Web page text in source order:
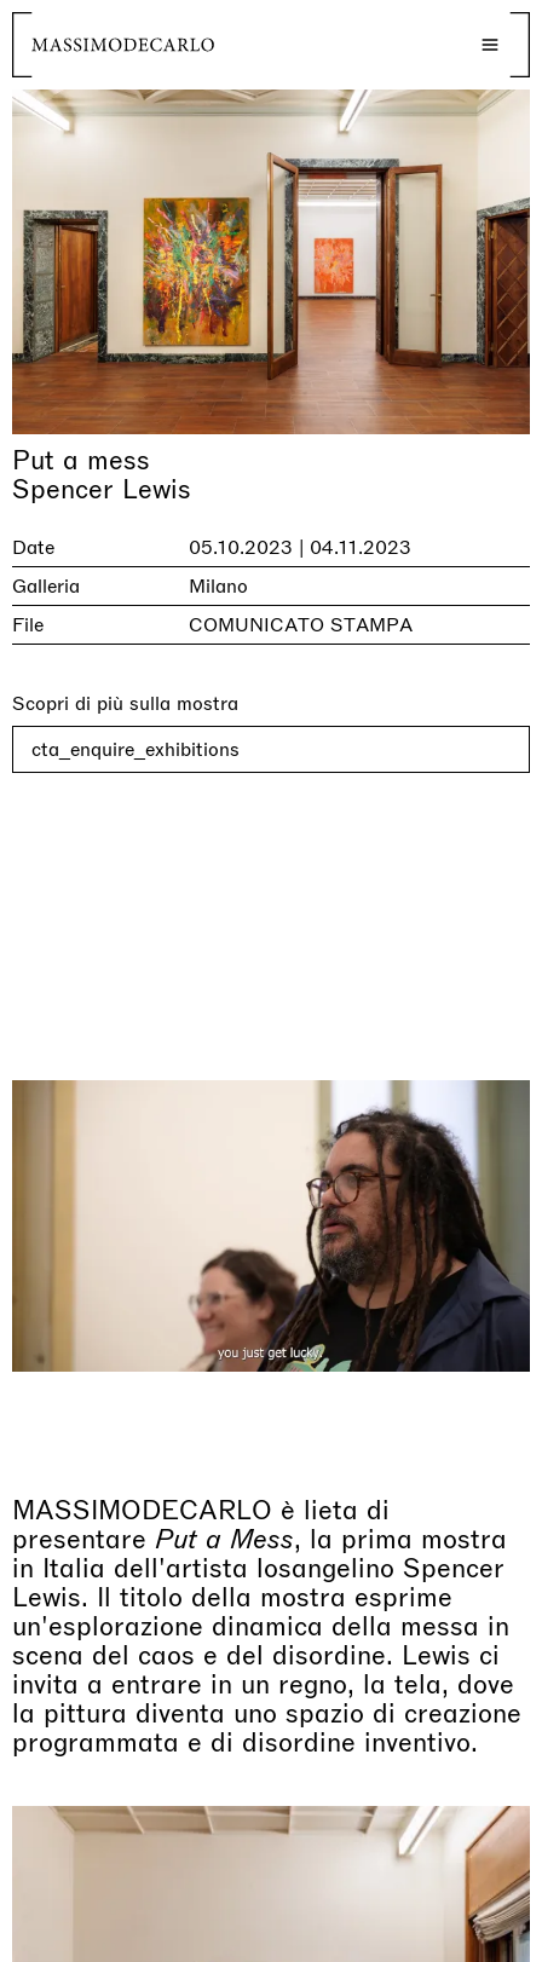
Put a mess
Spencer Lewis
Date
05.10.2023 | 04.11.2023
Galleria
Milano
File
COMUNICATO STAMPA
Scopri di più sulla mostra
cta_enquire_exhibitions
MASSIMODECARLO è lieta di
presentare Put a Mess, la prima mostra
in Italia dell'artista losangelino Spencer
Lewis. Il titolo della mostra esprime
un'esplorazione dinamica della messa in
scena del caos e del disordine. Lewis ci
invita a entrare in un regno, la tela, dove
la pittura diventa uno spazio di creazione
programmata e di disordine inventivo.